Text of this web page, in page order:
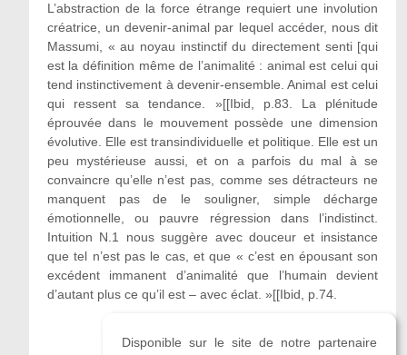
L’abstraction de la force étrange requiert une involution
créatrice, un devenir-animal par lequel accéder, nous dit
Massumi, « au noyau instinctif du directement senti [qui
est la définition même de l’animalité : animal est celui qui
tend instinctivement à devenir-ensemble. Animal est celui
qui ressent sa tendance. »[[Ibid, p.83. La plénitude
éprouvée dans le mouvement possède une dimension
évolutive. Elle est transindividuelle et politique. Elle est un
peu mystérieuse aussi, et on a parfois du mal à se
convaincre qu’elle n’est pas, comme ses détracteurs ne
manquent pas de le souligner, simple décharge
émotionnelle, ou pauvre régression dans l’indistinct.
Intuition N.1 nous suggère avec douceur et insistance
que tel n’est pas le cas, et que « c’est en épousant son
excédent immanent d’animalité que l’humain devient
d’autant plus ce qu’il est – avec éclat. »[[Ibid, p.74.
Disponible sur le site de notre partenaire